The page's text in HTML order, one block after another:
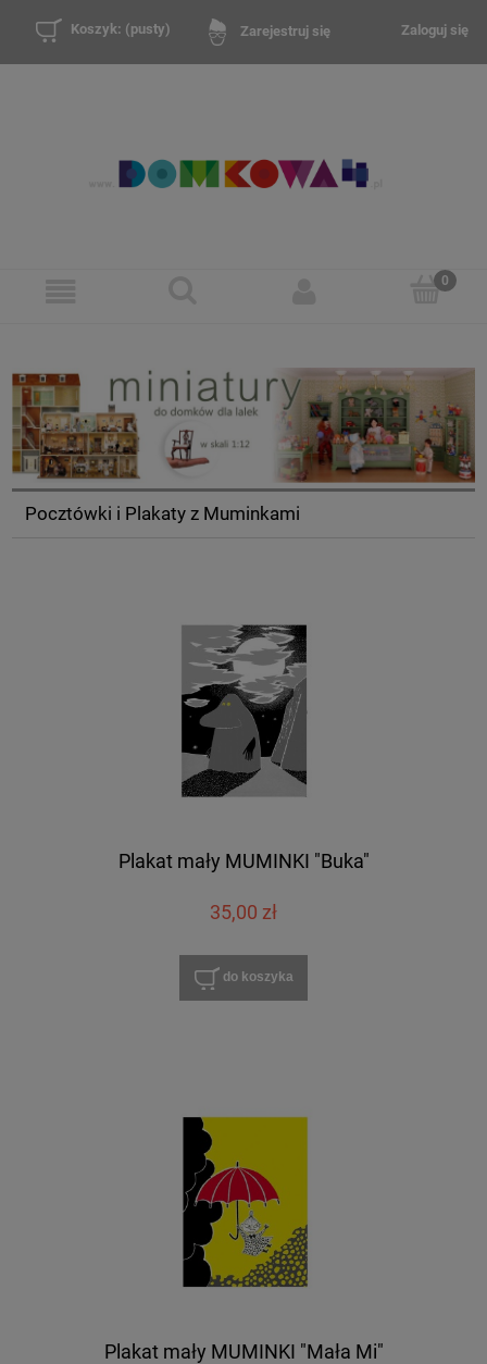
Zarejestruj się Zaloguj się
Koszyk: (pusty)
Pocztówki i Plakaty z Muminkami
Plakat mały MUMINKI "Buka"
35,00 zł
do koszyka
Plakat mały MUMINKI "Mała Mi"